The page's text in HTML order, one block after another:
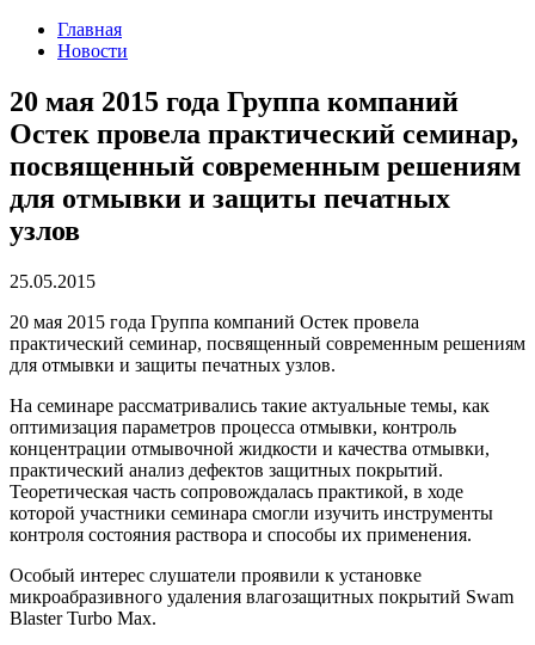
Главная
Новости
20 мая 2015 года Группа компаний
Остек провела практический семинар,
посвященный современным решениям
для отмывки и защиты печатных
узлов
25.05.2015
20 мая 2015 года Группа компаний Остек провела
практический семинар, посвященный современным решениям
для отмывки и защиты печатных узлов.
На семинаре рассматривались такие актуальные темы, как
оптимизация параметров процесса отмывки, контроль
концентрации отмывочной жидкости и качества отмывки,
практический анализ дефектов защитных покрытий.
Теоретическая часть сопровождалась практикой, в ходе
которой участники семинара смогли изучить инструменты
контроля состояния раствора и способы их применения.
Особый интерес слушатели проявили к установке
микроабразивного удаления влагозащитных покрытий Swam
Blaster Turbo Max.